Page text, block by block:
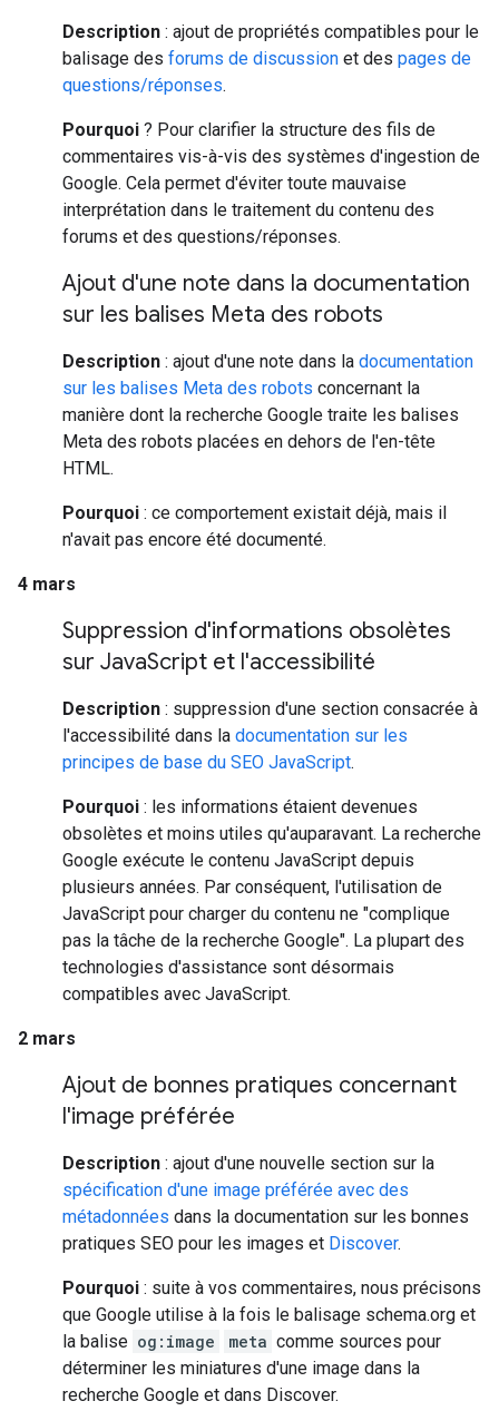
Description : ajout de propriétés compatibles pour le
balisage des forums de discussion et des pages de
questions/réponses.
Pourquoi ? Pour clarifier la structure des fils de
commentaires vis-à-vis des systèmes d'ingestion de
Google. Cela permet d'éviter toute mauvaise
interprétation dans le traitement du contenu des
forums et des questions/réponses.
Ajout d'une note dans la documentation
sur les balises Meta des robots
Description : ajout d'une note dans la documentation
sur les balises Meta des robots concernant la
manière dont la recherche Google traite les balises
Meta des robots placées en dehors de l'en-tête
HTML.
Pourquoi : ce comportement existait déjà, mais il
n'avait pas encore été documenté.
4 mars
Suppression d'informations obsolètes
sur JavaScript et l'accessibilité
Description : suppression d'une section consacrée à
l'accessibilité dans la documentation sur les
principes de base du SEO JavaScript.
Pourquoi : les informations étaient devenues
obsolètes et moins utiles qu'auparavant. La recherche
Google exécute le contenu JavaScript depuis
plusieurs années. Par conséquent, l'utilisation de
JavaScript pour charger du contenu ne "complique
pas la tâche de la recherche Google". La plupart des
technologies d'assistance sont désormais
compatibles avec JavaScript.
2 mars
Ajout de bonnes pratiques concernant
l'image préférée
Description : ajout d'une nouvelle section sur la
spécification d'une image préférée avec des
métadonnées dans la documentation sur les bonnes
pratiques SEO pour les images et Discover.
Pourquoi : suite à vos commentaires, nous précisons
que Google utilise à la fois le balisage schema.org et
la balise og:image meta comme sources pour
déterminer les miniatures d'une image dans la
recherche Google et dans Discover.